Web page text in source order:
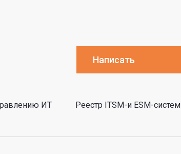
Написать
ИТ Реестр ITSM-и ESM-систем